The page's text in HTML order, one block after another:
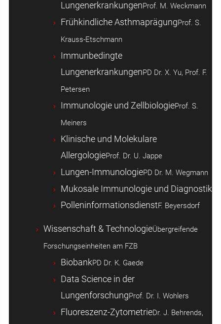
LungenerkrankungenProf. M. Weckmann
Frühkindliche AsthmaprägungProf. S.
Krauss-Etschmann
Immunbedingte
LungenerkrankungenPD Dr. X. Yu, Prof. F.
Petersen
Immunologie und ZellbiologieProf. S.
Meiners
Klinische und Molekulare
AllergologieProf. Dr. U. Jappe
Lungen-ImmunologiePD Dr. M. Wegmann
Mukosale Immunologie und Diagnostik
PolleninformationsdienstF. Beyersdorf
Wissenschaft & TechnologieÜbergreifende
Forschungseinheiten am FZB
BiobankPD Dr. K. Gaede
Data Science in der
LungenforschungProf. Dr. I. Wohlers
Fluoreszenz-ZytometrieDr. J. Behrends,